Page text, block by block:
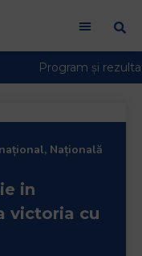
, Națională
in
victoria cu